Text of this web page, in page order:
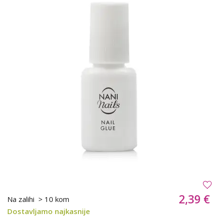
Na zalihi > 10 kom
Dostavljamo najkasnije
2,39 €